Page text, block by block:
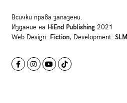
Всички права запазени.
Издание на HiEnd Publishing2021
Web Design: Fiction, Development: SLM